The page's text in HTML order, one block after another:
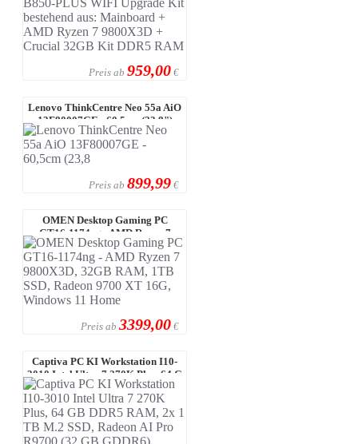
Preis ab 959,00 €
Lenovo ThinkCentre Neo 55a AiO
13F80007GE - 60,5cm (23,8")
FHD-D ...
Preis ab 899,99 €
OMEN Desktop Gaming PC
GT16-1174ng - AMD Ryzen 7
9800X3D, 32GB R ...
Preis ab 3399,00 €
Captiva PC KI Workstation I10-
3010 Intel Ultra 7 270K Plus, 64 G
...